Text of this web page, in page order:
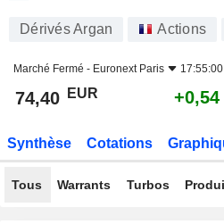
Dérivés Argan Actions
Marché Fermé - Euronext Paris
74,40 EUR +0,54
Synthèse Cotations
Tous Warrants Turbos